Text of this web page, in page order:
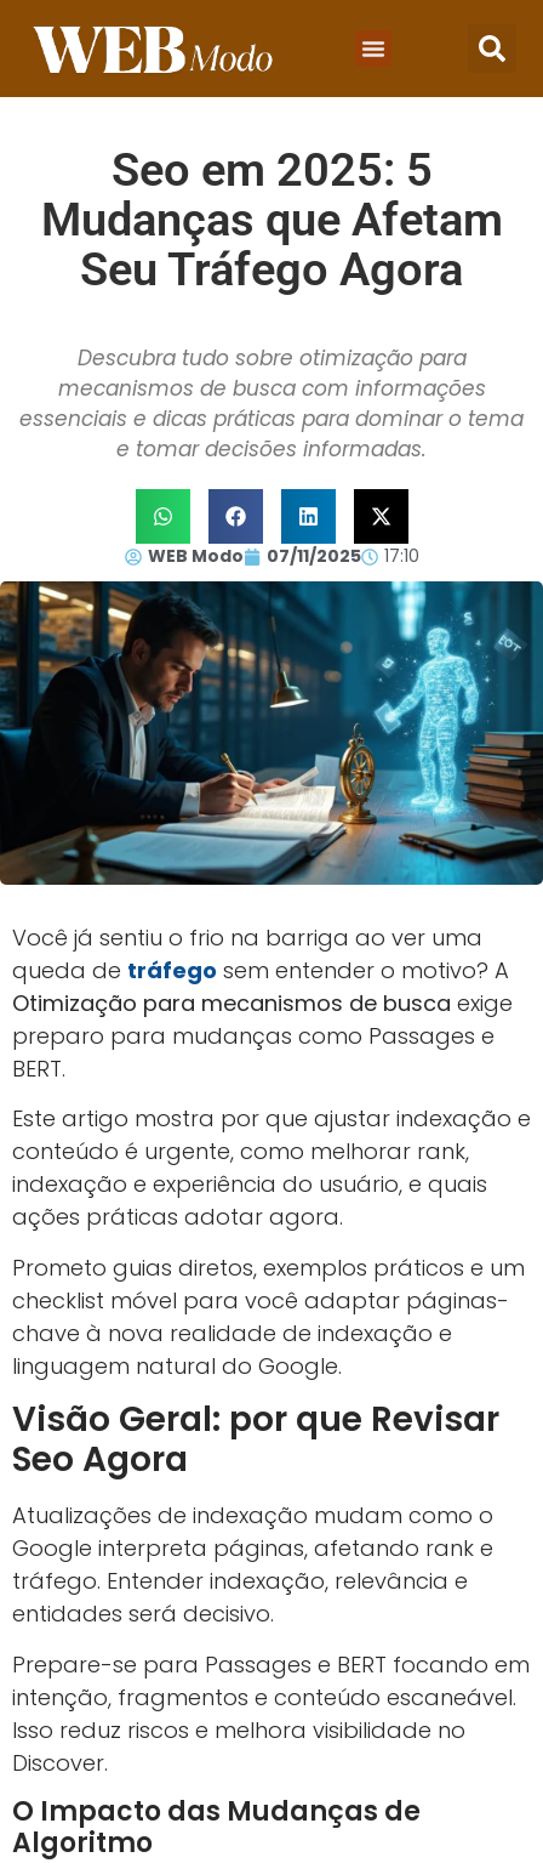
Seo em 2025: 5
Mudanças que Afetam
Seu Tráfego Agora
Descubra tudo sobre otimização para
mecanismos de busca com informações
essenciais e dicas práticas para dominar o tema
e tomar decisões informadas.
WEB Modo 07/11/2025 17:10
Você já sentiu o frio na barriga ao ver uma
queda de tráfego sem entender o motivo? A
Otimização para mecanismos de busca exige
preparo para mudanças como Passages e
BERT.
Este artigo mostra por que ajustar indexação e
conteúdo é urgente, como melhorar rank,
indexação e experiência do usuário, e quais
ações práticas adotar agora.
Prometo guias diretos, exemplos práticos e um
checklist móvel para você adaptar páginas-
chave à nova realidade de indexação e
linguagem natural do Google.
Visão Geral: por que Revisar
Seo Agora
Atualizações de indexação mudam como o
Google interpreta páginas, afetando rank e
tráfego. Entender indexação, relevância e
entidades será decisivo.
Prepare-se para Passages e BERT focando em
intenção, fragmentos e conteúdo escaneável.
Isso reduz riscos e melhora visibilidade no
Discover.
O Impacto das Mudanças de
Algoritmo